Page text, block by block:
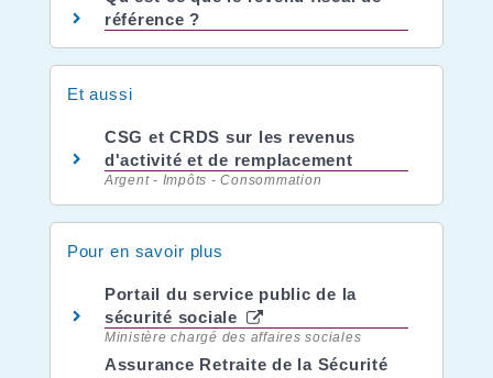
référence ?
Et aussi
CSG et CRDS sur les revenus
d'activité et de remplacement
Argent - Impôts - Consommation
Pour en savoir plus
Portail du service public de la
sécurité sociale
Ministère chargé des affaires sociales
Assurance Retraite de la Sécurité